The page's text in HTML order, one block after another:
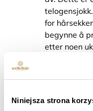
Niniejsza strona
for
begynne å
etter noen
og tettheten
12-18